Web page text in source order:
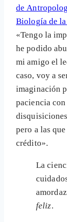
de
Biología de
«Tengo la
he podido
mi amigo el
caso, voy a
imaginación
paciencia
pero a las
crédito».
La
feliz.